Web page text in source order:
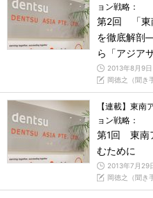
ョン戦略：
第2回 「東
を徹底解剖
ら「アジア
2013年8月9日
岡徳之（聞き
【連載】東
ョン戦略：
第1回 東南
むために
2013年7月29
岡徳之（聞き